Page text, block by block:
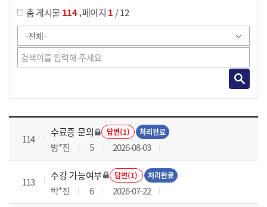
총 게시물 114,페이지 1 / 12
국가회계이론 과정 목록 으로 번호, 제목, 작성자, 조회수, 등록 일로 나열 되고 있습니다.
114
수료증 문의 답변(1) 처리완료
방*진 5 2026-08-03
113
수강 가능여부 답변(1) 처리완료
박*진 6 2026-07-22